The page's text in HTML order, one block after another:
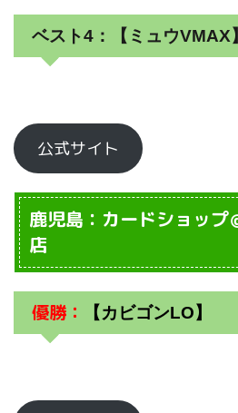
ベスト4：【ミュウVMAX】
公式サイト
鹿児島：カードショップ
店
優勝： 【カビゴンLO】